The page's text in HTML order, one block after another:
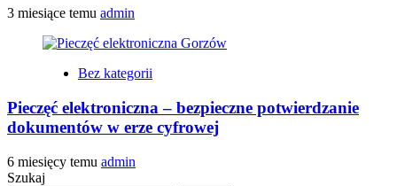
3 miesiące temu admin
Bez kategorii
Pieczęć elektroniczna – bezpieczne potwierdzanie
dokumentów w erze cyfrowej
6 miesięcy temu admin
Szukaj